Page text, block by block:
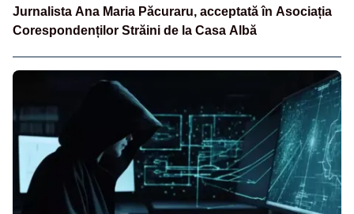
Jurnalista Ana Maria Păcuraru, acceptată în Asociația
Corespondenților Străini de la Casa Albă